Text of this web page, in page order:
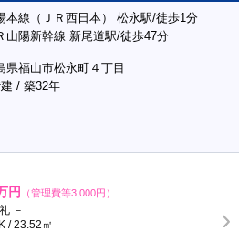
本線（ＪＲ西日本） 松永駅/徒歩1分
山陽新幹線 新尾道駅/徒歩47分
県福山市松永町４丁目
/ 築32年
円 （管理費等3,000円）
－
/ 23.52㎡